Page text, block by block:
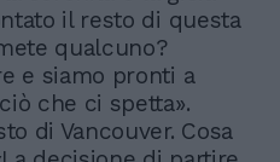
il resto di questa
qualcuno?
e siamo pronti a
che ci spetta».
di Vancouver. Cosa